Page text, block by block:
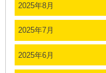
2025年8月
2025年7月
2025年6月